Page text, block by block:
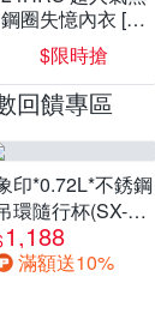
鋼圈失憶內衣 [熱
銷好評]
$限時搶
回饋專區
印*0.72L*不銹鋼
環隨行杯(SX-
1,188
滿額送10%